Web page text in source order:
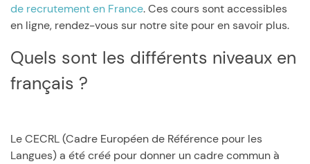
de recrutement en France. Ces cours sont accessibles
en ligne, rendez-vous sur notre site pour en savoir plus.
Quels sont les différents niveaux en
français ?
Le CECRL (Cadre Européen de Référence pour les
Langues) a été créé pour donner un cadre commun à